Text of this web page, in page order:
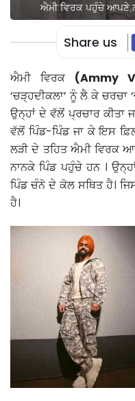
ਐਮੀ ਵਿਰਕ ਪਹੁੰਚੇ ਆਪਣੇ
Share us
ਐਮੀ ਵਿਰਕ (Ammy
‘ਚੜ੍ਹਦੀਕਲਾ’ ਨੂੰ ਲੈ ਕੇ
ਉਨ੍ਹਾਂ ਦੇ ਵੱਲੋਂ ਪ੍ਰਚਾਰ ਕੀਤਾ
ਵੱਲੋਂ ਪਿੰਡ-ਪਿੰਡ ਜਾ ਕੇ ਇਸ
ਲੜੀ ਦੇ ਤਹਿਤ ਐਮੀ ਵਿਰਕ
ਨਾਨਕੇ ਪਿੰਡ ਪਹੁੰਚੇ ਹਨ ।
ਪਿੰਡ ਚੰਨੋ ਦੇ ਕੋਲ ਸਥਿਤ ਹੈ।
ਹੈ।